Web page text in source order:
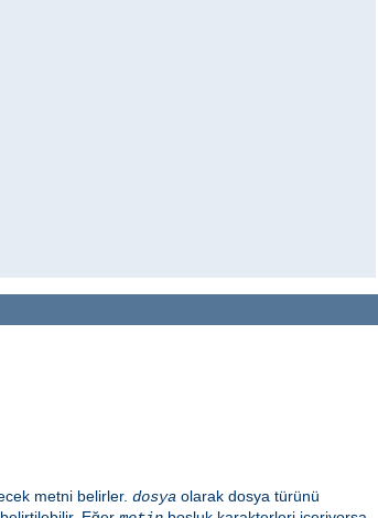
metni belirler. dosya olarak dosya türünü